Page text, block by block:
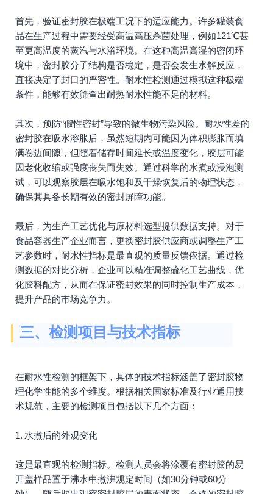
首先，验证密封胶在极端工况下的适应能力。许多罐装食
品在生产过程中需要经受高温高压杀菌处理，例如121℃甚
至更高温度的蒸汽与水浴环境。在这种高温高湿的密闭环
境中，密封胶分子结构是否稳定，是否会发生水解反应，
直接决定了封口的严密性。耐水性检测通过模拟这种极端
条件，能够有效筛查出耐热耐水性能不足的材料。
其次，预防“假性密封”导致的微生物污染风险。耐水性差的
密封胶在吸水溶胀后，虽然短期内可能因为体积膨胀而填
满卷边间隙，但随着储存时间延长或温度变化，胶层可能
因老化收缩或强度丧失而失效。通过科学的水煮或浸泡测
试，可以观察胶层在吸水饱和及干燥恢复后的物理状态，
确保其具备长期有效的密封屏障功能。
最后，为生产工艺优化与原材料选型提供数据支持。对于
食品容器生产企业而言，更换密封胶供应商或调整生产工
艺参数时，耐水性指标是最直观的质量反馈依据。通过检
测数据的对比分析，企业可以精准调整硫化工艺曲线，优
化胶料配方，从而在保证密封效果的同时控制生产成本，
提升产品的市场竞争力。
三、检测项目与技术指标
在耐水性检测的框架下，具体的技术指标涵盖了密封胶物
理化学性能的多个维度。根据相关国家标准及行业通用技
术规范，主要的检测项目包括以下几个方面：
1. 水煮后的外观变化
这是最直观的检测指标。检测人员会将涂覆有密封胶的易
开盖样品置于沸水中煮沸规定时间（如30分钟或60分